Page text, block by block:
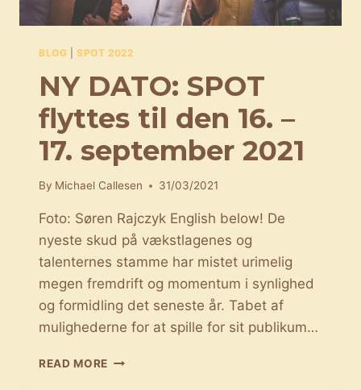
BLOG |SPOT 2022
NY DATO: SPOT
flyttes til den 16. –
17. september 2021
By Michael Callesen 31/03/2021
Foto: Søren Rajczyk English below! De
nyeste skud på vækstlagenes og
talenternes stamme har mistet urimelig
megen fremdrift og momentum i synlighed
og formidling det seneste år. Tabet af
mulighederne for at spille for sit publikum…
READ MORE NY